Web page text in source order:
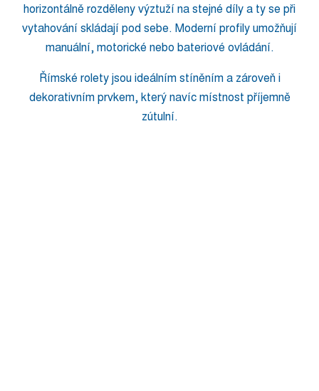
horizontálně rozděleny výztuží na stejné díly a ty se při
vytahování skládají pod sebe. Moderní profily umožňují
manuální, motorické nebo bateriové ovládání.
Římské rolety jsou ideálním stíněním a zároveň i
dekorativním prvkem, který navíc místnost příjemně
zútulní.